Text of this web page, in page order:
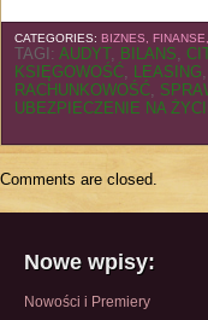
CATEGORIES: BIZNES,
TAGI: AUDYT, BILANS,
KSIĘGOWOŚĆ, LEASING,
RACHUNKOWOŚĆ,
UBEZPIECZENIE NA
Comments are closed.
Nowe wpisy:
Nowości i Premiery